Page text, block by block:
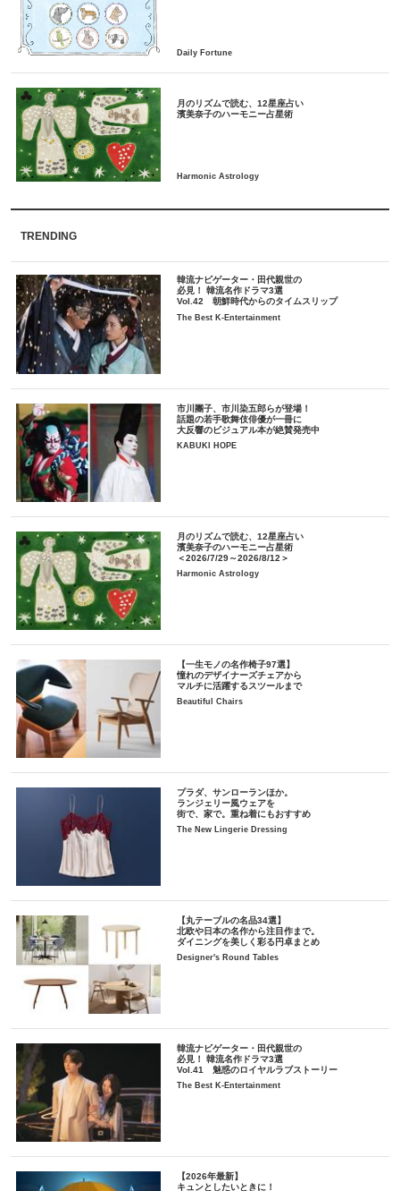
月のリズムで読む、12星座占い
TRENDING
韓流ナビゲーター・田代親世の
必見！ 韓流名作ドラマ3選
Vol.42 朝鮮時代からのタイムスリップ
The Best K-Entertainment
市川團子、市川染五郎らが登場！
話題の若手歌舞伎俳優が一冊に
大反響のビジュアル本が絶賛発売中
KABUKI HOPE
月のリズムで読む、12星座占い
濱美奈子のハーモニー占星術
＜2026/7/29～2026/8/12＞
Harmonic Astrology
【一生モノの名作椅子97選】
憧れのデザイナーズチェアから
マルチに活躍するスツールまで
Beautiful Chairs
プラダ、サンローランほか。
ランジェリー風ウェアを
街で、家で。重ね着にもおすすめ
The New Lingerie Dressing
【丸テーブルの名品34選】
北欧や日本の名作から注目作まで。
ダイニングを美しく彩る円卓まとめ
Designer's Round Tables
韓流ナビゲーター・田代親世の
必見！ 韓流名作ドラマ3選
Vol.41 魅惑のロイヤルラブストーリー
The Best K-Entertainment
【2026年最新】
キュンとしたいときに！